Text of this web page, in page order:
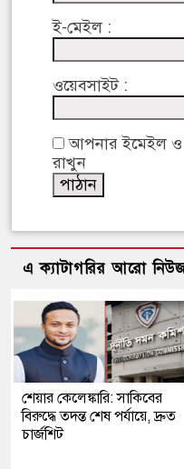
ই-মেইল :
ওয়েবসাইট :
আপনার ইমেইল ও
রাখুন
এ ক্যাটাগরির আরো
শেয়ার কেলেঙ্কারি: সাকিবের
বিরুদ্ধে তদন্ত শেষ পর্যায়ে, দ্রুত
চার্জশিট